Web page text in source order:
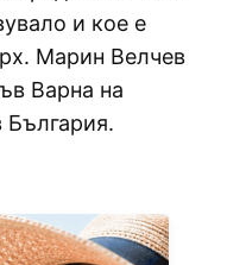
и кое е
Марин Велчев
Варна на
България.